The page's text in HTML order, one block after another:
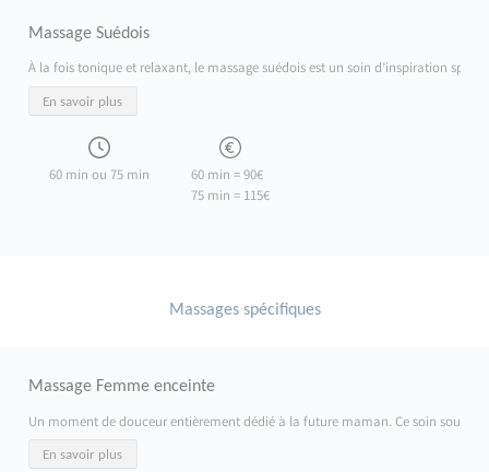
Massage Suédois
À la fois tonique et relaxant, le massage suédois est un soin d’inspiration
En savoir plus
60 min ou 75 min
60 min = 90€
75 min = 115€
Massages spécifiques
Massage Femme enceinte
Un moment de douceur entièrement dédié à la future maman. Ce soin
En savoir plus